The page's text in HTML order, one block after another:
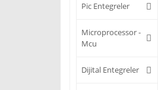
Pic Entegreler
Microprocessor -
Mcu
Dijital Entegreler